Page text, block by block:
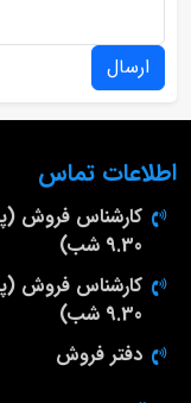
ارسال
اطلاعات تماس
9.30 شب)
9.30 شب)
دفتر فروش